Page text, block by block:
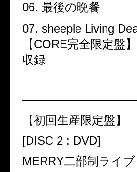
06. 最後の晩餐
07. sheeple Living
【CORE完全限定盤
収録
【初回生産限定盤】
[DISC 2 : DVD]
MERRY二部制ライブ